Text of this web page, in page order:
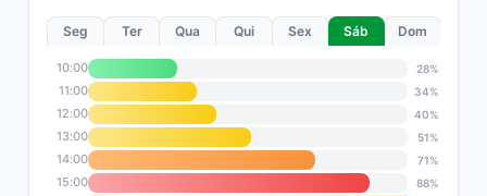
Seg Ter Qua Qui Sex Sáb Dom
10:00 28%
11:00 34%
12:00 40%
13:00 51%
14:00 71%
15:00 88%